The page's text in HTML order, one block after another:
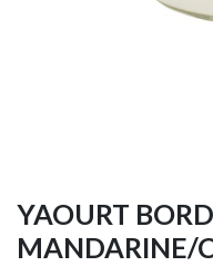
YAOURT
MANDARINE/